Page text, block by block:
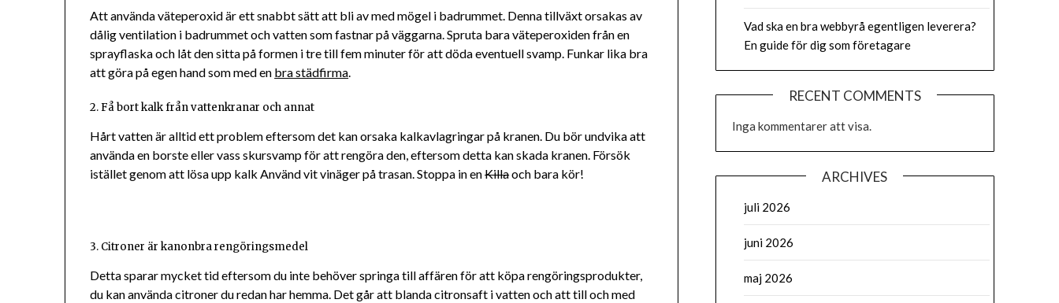
Att använda väteperoxid är ett snabbt sätt att bli av med mögel i badrummet. Denna tillväxt orsakas av
dålig ventilation i badrummet och vatten som fastnar på väggarna. Spruta bara väteperoxiden från en
sprayflaska och låt den sitta på formen i tre till fem minuter för att döda eventuell svamp. Funkar lika bra
att göra på egen hand som med en bra städfirma.
2. Få bort kalk från vattenkranar och annat
Hårt vatten är alltid ett problem eftersom det kan orsaka kalkavlagringar på kranen. Du bör undvika att
använda en borste eller vass skursvamp för att rengöra den, eftersom detta kan skada kranen. Försök
istället genom att lösa upp kalk Använd vit vinäger på trasan. Stoppa in enKillaoch bara kör!
3. Citroner är kanonbra rengöringsmedel
Detta sparar mycket tid eftersom du inte behöver springa till affären för att köpa rengöringsprodukter,
du kan använda citroner du redan har hemma. Det går att blanda citronsaft i vatten och att till och med
Vad ska en bra webbyrå egentligen leverera?
En guide för dig som företagare
RECENT COMMENTS
Inga kommentarer att visa.
ARCHIVES
juli 2026
juni 2026
maj 2026